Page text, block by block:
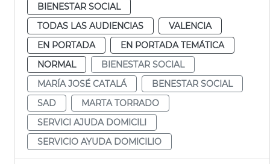
BIENESTAR SOCIAL
TODAS LAS AUDIENCIAS
VALENCIA
EN PORTADA
EN PORTADA TEMÁTICA
NORMAL
BIENESTAR SOCIAL
MARÍA JOSÉ CATALÁ
BENESTAR SOCIAL
SAD
MARTA TORRADO
SERVICI AJUDA DOMICILI
SERVICIO AYUDA DOMICILIO